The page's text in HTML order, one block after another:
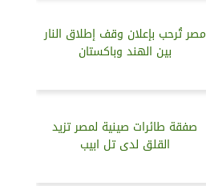
مصر تُرحب بإعلان وقف إطلاق النار
بين الهند وباكستان
صفقة طائرات صينية لمصر تزيد
القلق لدى تل ابيب